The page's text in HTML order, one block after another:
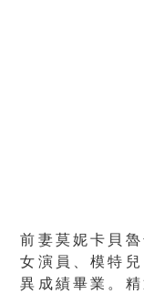
前妻莫妮卡貝
女演員、模特
異成績畢業。